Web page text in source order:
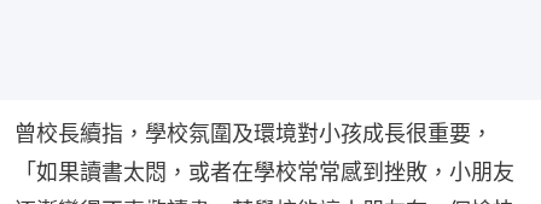
曾校長續指，學校氛圍及環境對小孩成長很重要，
「如果讀書太悶，或者在學校常常感到挫敗，小朋友